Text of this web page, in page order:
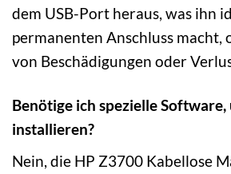
dem USB-Port heraus, was ihn
permanenten Anschluss macht,
von Beschädigungen oder
Benötige ich spezielle Software,
installieren?
Nein, die HP Z3700 Kabellose